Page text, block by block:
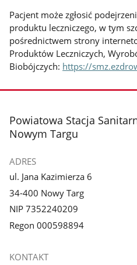
Pacjent może zgłosić
produktu leczniczego, w tym
pośrednictwem strony
Produktów Leczniczych,
Biobójczych: https://
stopka
Powiatowa Stacja
Nowym Targu
ADRES
ul. Jana Kazimierza 6
34-400 Nowy Targ
NIP 7352240209
Regon 000598894
KONTAKT